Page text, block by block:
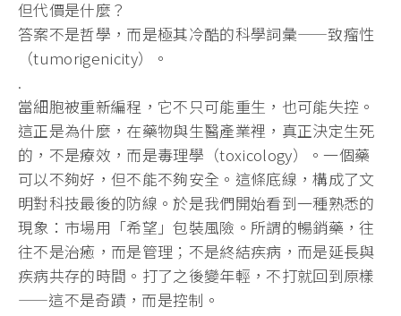
但代價是什麼？
答案不是哲學，而是極其冷酷的科學詞彙——致瘤性
（tumorigenicity）。
.
當細胞被重新編程，它不只可能重生，也可能失控。
這正是為什麼，在藥物與生醫產業裡，真正決定生死
的，不是療效，而是毒理學（toxicology）。一個藥
可以不夠好，但不能不夠安全。這條底線，構成了文
明對科技最後的防線。於是我們開始看到一種熟悉的
現象：市場用「希望」包裝風險。所謂的暢銷藥，往
往不是治癒，而是管理；不是終結疾病，而是延長與
疾病共存的時間。打了之後變年輕，不打就回到原樣
——這不是奇蹟，而是控制。